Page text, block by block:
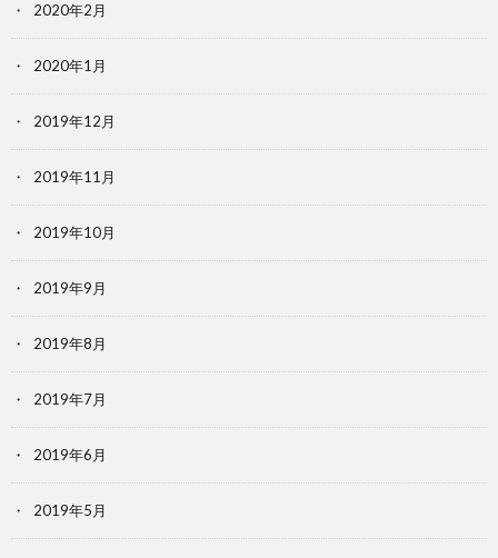
2020年2月
2020年1月
2019年12月
2019年11月
2019年10月
2019年9月
2019年8月
2019年7月
2019年6月
2019年5月